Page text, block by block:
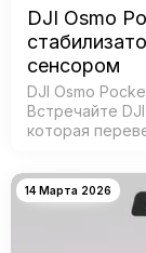
DJI Osmo
сенсором
DJI Osmo
Встречайте
которая
теперь проф…
14 Марта 2026